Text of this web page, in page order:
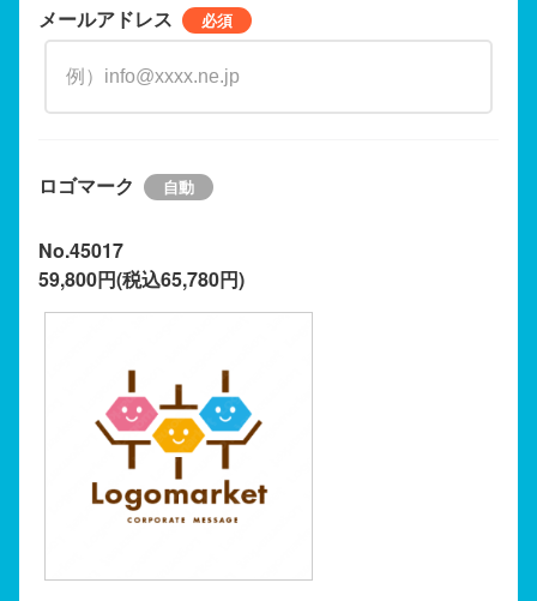
メールアドレス
ロゴマーク
No.45017
59,800円(税込65,780円)